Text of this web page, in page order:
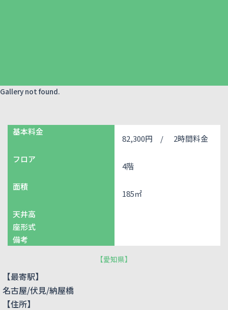
Gallery not found.
基本料金
82,300円 /
2時間料金
フロア
4階
面積
185㎡
天井高
座形式
備考
【愛知県】
【最寄駅】
名古屋/伏見/納屋橋
【住所】